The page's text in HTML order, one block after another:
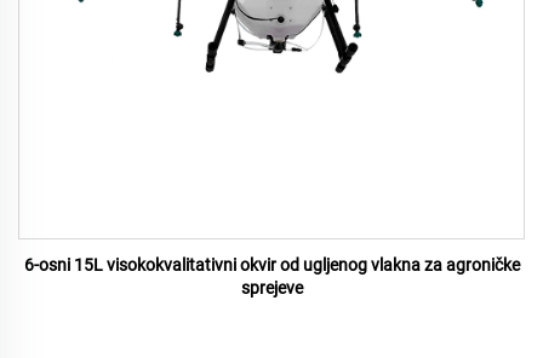
6-osni 15L visokokvalitativni okvir od ugljenog vlakna za agroničke
sprejeve